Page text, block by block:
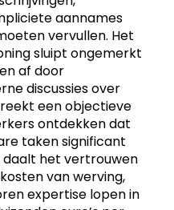
aannames
vervullen. Het
sluipt ongemerkt
af door
discussies over
een objectieve
ontdekken dat
taken significant
daalt het vertrouwen
van werving,
expertise lopen in